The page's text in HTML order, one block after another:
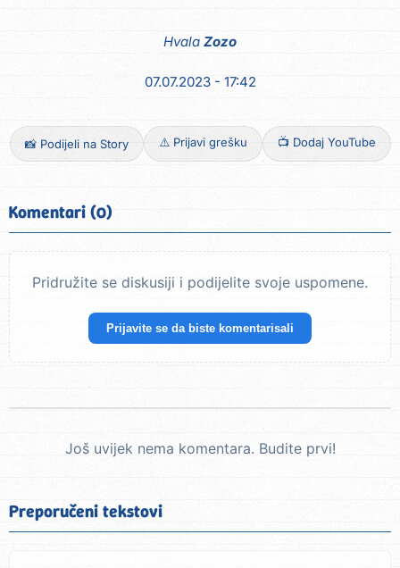
Hvala Zozo
07.07.2023 - 17:42
📸 Podijeli na Story ⚠️ Prijavi grešku 📺 Dodaj YouTube
Komentari (0)
Pridružite se diskusiji i podijelite svoje uspomene.
Prijavite se da biste komentarisali
Još uvijek nema komentara. Budite prvi!
Preporučeni tekstovi